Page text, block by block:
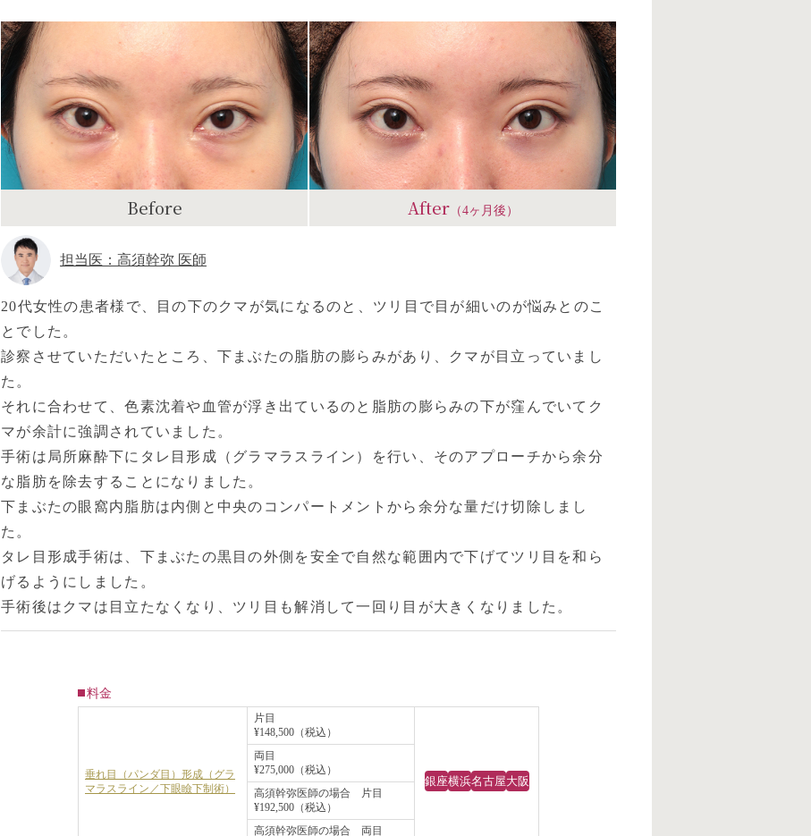
Before After（4ヶ月後）
担当医：高須幹弥 医師
20代女性の患者様で、目の下のクマが気になるのと、ツリ目で目が細いのが悩みとのこ
とでした。
診察させていただいたところ、下まぶたの脂肪の膨らみがあり、クマが目立っていまし
た。
それに合わせて、色素沈着や血管が浮き出ているのと脂肪の膨らみの下が窪んでいてク
マが余計に強調されていました。
手術は局所麻酔下にタレ目形成（グラマラスライン）を行い、そのアプローチから余分
な脂肪を除去することになりました。
下まぶたの眼窩内脂肪は内側と中央のコンパートメントから余分な量だけ切除しまし
た。
タレ目形成手術は、下まぶたの黒目の外側を安全で自然な範囲内で下げてツリ目を和ら
げるようにしました。
手術後はクマは目立たなくなり、ツリ目も解消して一回り目が大きくなりました。
料金
垂れ目（パンダ目）形成（グラ
マラスライン／下眼瞼下制術）
片目
¥148,500（税込）
銀座横浜名古屋大阪
両目
¥275,000（税込）
高須幹弥医師の場合 片目
¥192,500（税込）
高須幹弥医師の場合 両目